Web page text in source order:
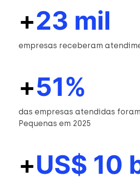
+23 mil
empresas receberam
+51%
das empresas atendidas
Pequenas em 2025
+US$ 10